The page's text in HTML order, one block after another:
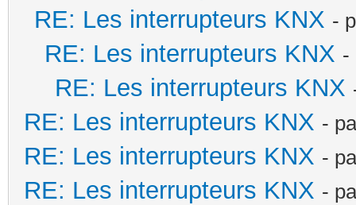
RE: Les interrupteurs KNX -
RE: Les interrupteurs KNX -
RE: Les interrupteurs KNX
RE: Les interrupteurs KNX -
RE: Les interrupteurs KNX -
RE: Les interrupteurs KNX -